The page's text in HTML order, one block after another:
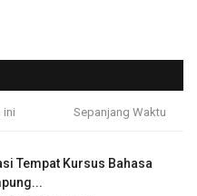
ini Sepanjang Waktu
Tempat Kursus Bahasa